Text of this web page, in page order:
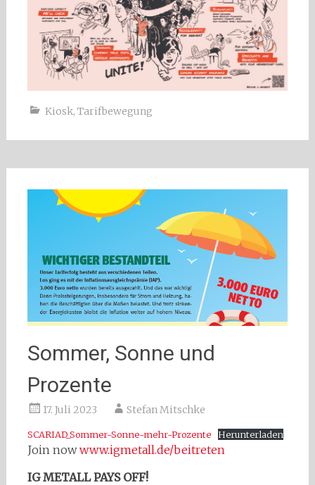
Kiosk, Tarifbewegung
Sommer, Sonne und
Prozente
17. Juli 2023 Stefan Mitschke
SCARIAD_Sommer-Sonne-mehr-Prozente Herunterladen
Join nowwww.igmetall.de/beitreten
IG METALL PAYS OFF!